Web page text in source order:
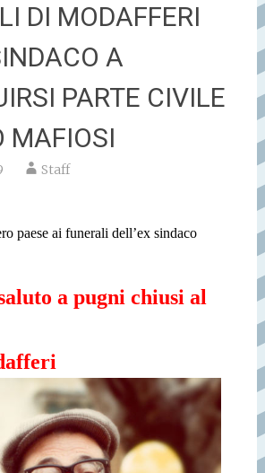
DI MODAFFERI
A
PARTE CIVILE
MAFIOSI
Staff
paese ai funerali dell’ex sindaco
a pugni chiusi al